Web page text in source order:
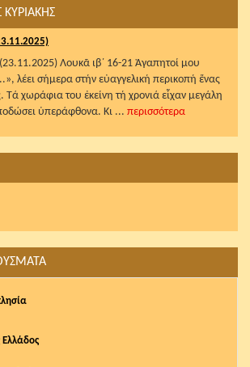
Λουκᾶ ιβ΄ 16-21 Ἀγαπητοί μου
λέει σήμερα στήν εὐαγγελική περικοπή ἕνας
χωράφια του ἐκείνη τή χρονιά εἶχαν μεγάλη
ὑπεράφθονα. Κι ... περισσότερα
Ελλάδος